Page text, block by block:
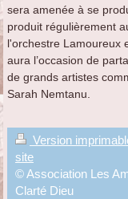
sera amenée à se
produit régulièrement
l'orchestre Lamoureux
aura l’occasion de
de grands artistes
Sarah Nemtanu.
Version
site
© Association Les
Clarté Dieu